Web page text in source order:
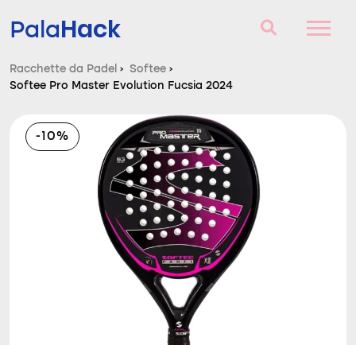
PalaHack
Racchette da Padel
Domande e risposte
Comparatore
Racchette da Padel › Softee ›
Softee Pro Master Evolution Fucsia 2024
-10%